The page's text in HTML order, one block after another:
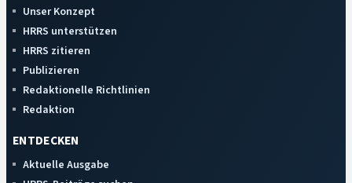
Unser Konzept
HRRS unterstützen
HRRS zitieren
Publizieren
Redaktionelle Richtlinien
Redaktion
ENTDECKEN
Aktuelle Ausgabe